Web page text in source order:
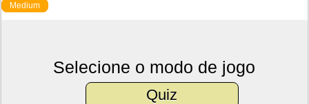
Medium
Selecione o modo de jogo
Quiz